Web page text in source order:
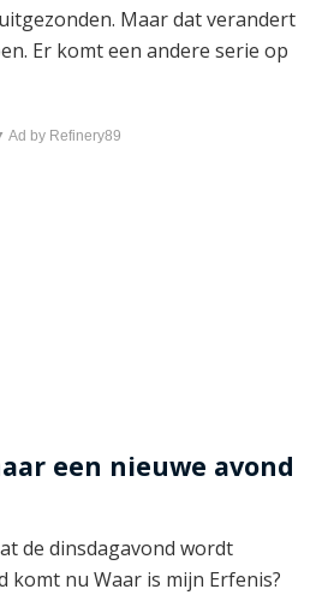
Maar dat verandert
Er komt een andere serie op
Ad by Refinery89
een nieuwe avond
de dinsdagavond wordt
komt nu Waar is mijn Erfenis?